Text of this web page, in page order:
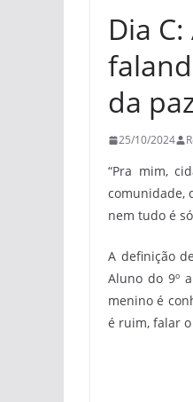
Dia
da
25/10/2024
“Pra mim,
comunidade,
nem tudo é
A definição
Aluno do 9º
menino é
é ruim, falar